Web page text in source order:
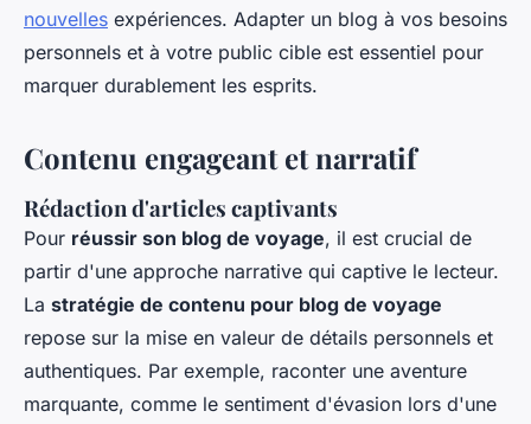
nouvelles expériences. Adapter un blog à vos besoins
personnels et à votre public cible est essentiel pour
marquer durablement les esprits.
Contenu engageant et narratif
Rédaction d'articles captivants
Pour réussir son blog de voyage, il est crucial de
partir d'une approche narrative qui captive le lecteur.
La stratégie de contenu pour blog de voyage
repose sur la mise en valeur de détails personnels et
authentiques. Par exemple, raconter une aventure
marquante, comme le sentiment d'évasion lors d'une